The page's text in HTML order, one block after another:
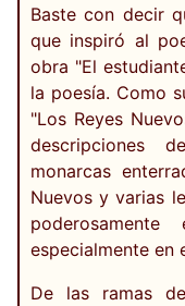
Baste con decir
que inspiró al
obra "El
la poesía. Como
"Los Reyes
descripciones
monarcas
Nuevos y varias
especialmente en
De las ramas